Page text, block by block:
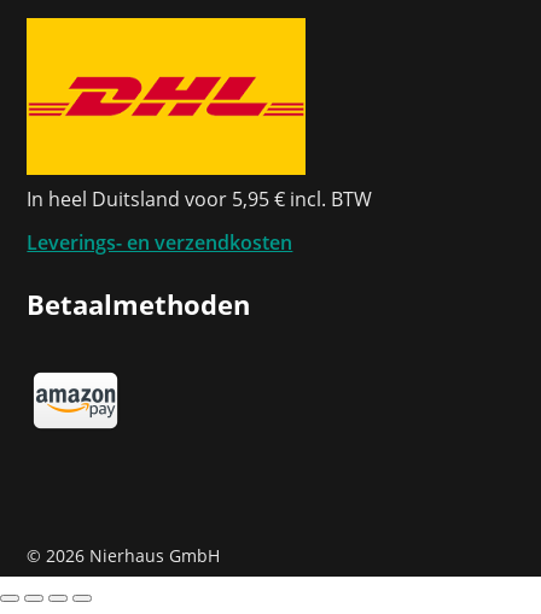
In heel Duitsland voor 5,95 € incl. BTW
Leverings- en verzendkosten
Betaalmethoden
© 2026 Nierhaus GmbH